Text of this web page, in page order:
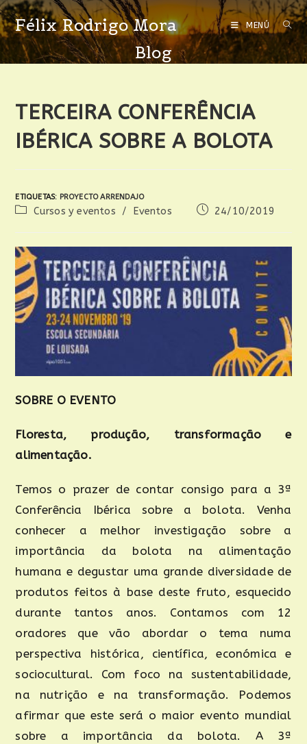
Félix Rodrigo Mora MENÚ
Blog
TERCEIRA CONFERÊNCIA
IBÉRICA SOBRE A BOLOTA
ETIQUETAS: PROYECTO ARRENDAJO
Cursos y eventos / Eventos 24/10/2019
SOBRE O EVENTO
Floresta, produção, transformação e
alimentação.
Temos o prazer de contar consigo para a 3ª
Conferência Ibérica sobre a bolota. Venha
conhecer a melhor investigação sobre a
importância da bolota na alimentação
humana e degustar uma grande diversidade de
produtos feitos à base deste fruto, esquecido
durante tantos anos. Contamos com 12
oradores que vão abordar o tema numa
perspectiva histórica, científica, económica e
sociocultural. Com foco na sustentabilidade,
na nutrição e na transformação. Podemos
afirmar que este será o maior evento mundial
sobre a importância da bolota. A 3ª